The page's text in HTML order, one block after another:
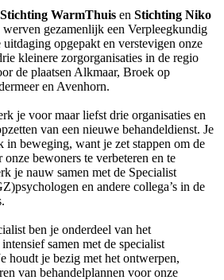
Stichting WarmThuis en Stichting Niko
werven gezamenlijk een Verpleegkundig
uitdaging opgepakt en verstevigen onze
kleinere zorgorganisaties in de regio
de plaatsen Alkmaar, Broek op
en Avenhorn.
je voor maar liefst drie organisaties en
van een nieuwe behandeldienst. Je
beweging, want je zet stappen om de
bewoners te verbeteren en te
je nauw samen met de Specialist
en andere collega’s in de
ben je onderdeel van het
samen met de specialist
houdt je bezig met het ontwerpen,
van behandelplannen voor onze